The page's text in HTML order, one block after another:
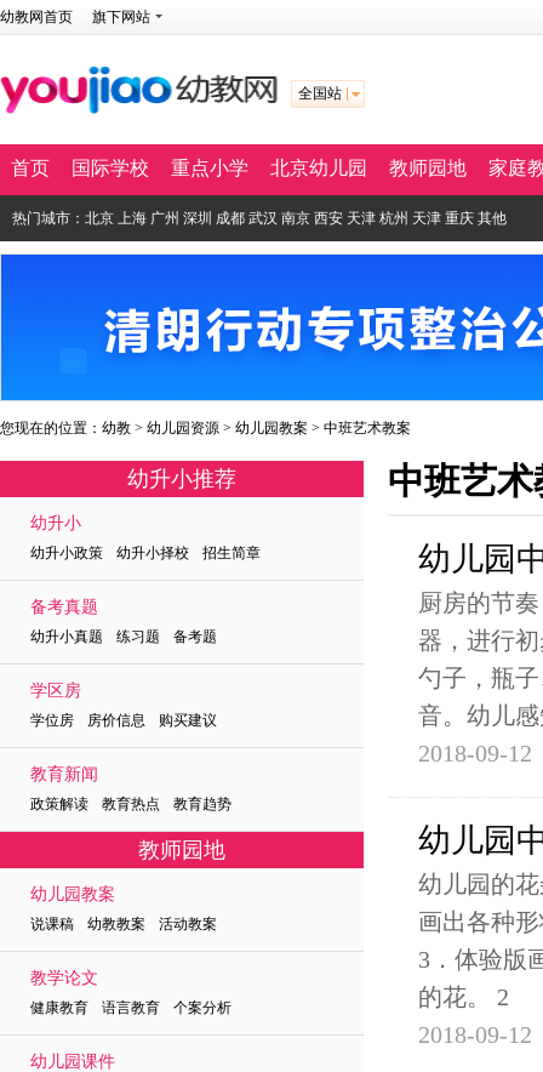
幼教网首页 旗下网站
全国站
首页 国际学校 重点小学 北京幼儿园 教师园地 家庭
热门城市： 北京 上海 广州 深圳 成都 武汉 南京 西安 天津 杭州 天津 重庆 其他
您现在的位置： 幼教 > 幼儿园资源 > 幼儿园教案 > 中班艺术教案
幼升小推荐
幼升小
幼升小政策 幼升小择校 招生简章
备考真题
幼升小真题 练习题 备考题
学区房
学位房 房价信息 购买建议
教育新闻
政策解读 教育热点 教育趋势
教师园地
幼儿园教案
说课稿 幼教教案 活动教案
教学论文
健康教育 语言教育 个案分析
幼儿园课件
中班艺术
幼儿园
厨房的节
器，进行
勺子，瓶
音。幼儿
2018-09-12
幼儿园
幼儿园的
画出各种
3．体验版
的花。 2
2018-09-12